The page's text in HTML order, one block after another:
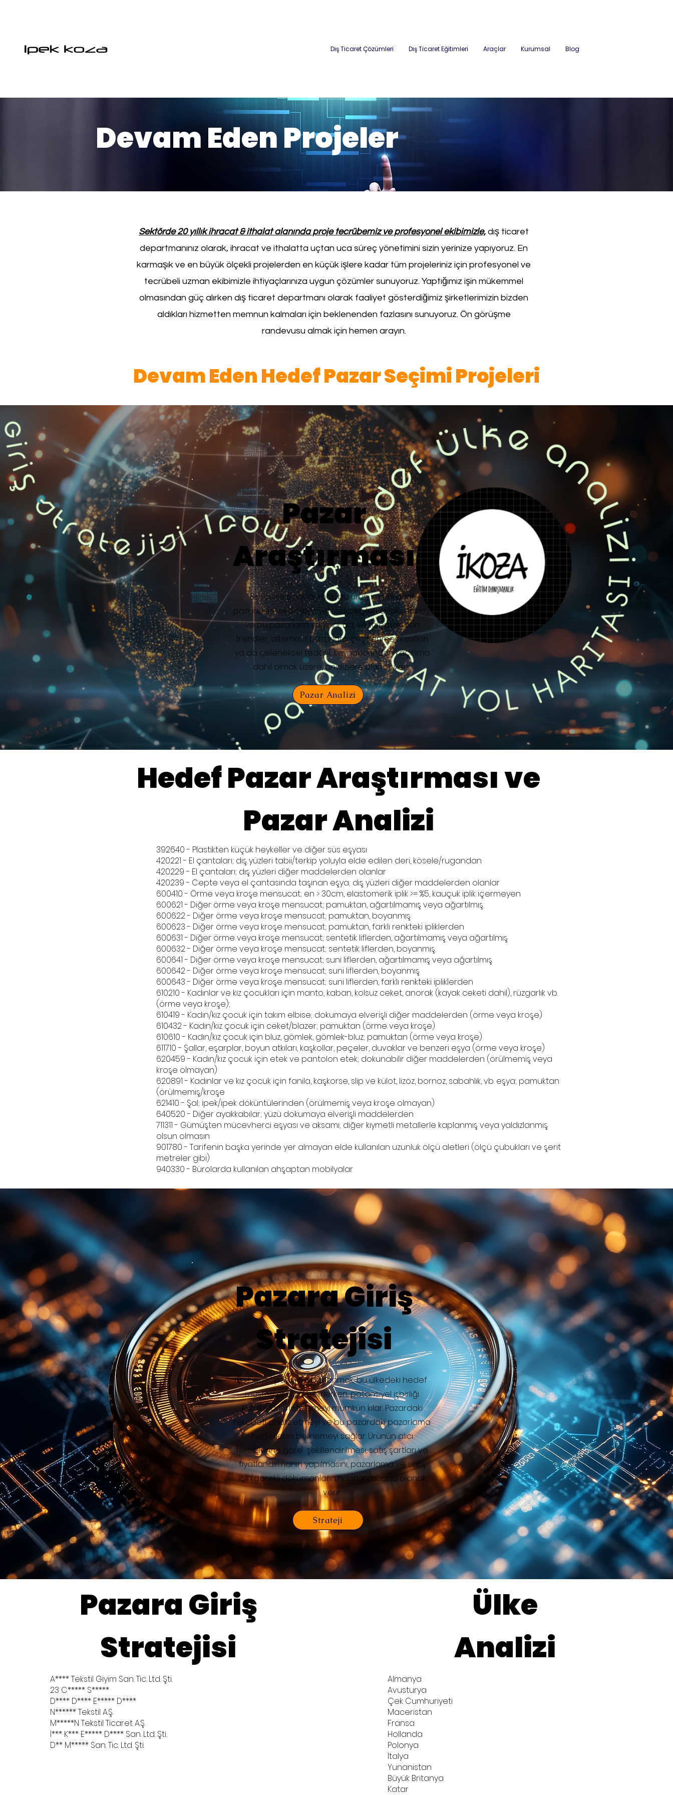
Dış Ticaret Çözümleri Dış Ticaret Eğitimleri Araçlar Kurumsal Blog
Devam Eden Projeler
Sektörde 20 yıllık ihracat & ithalat alanında proje tecrübemiz ve profesyonel ekibimizle, dış ticaret
departmanınız olarak, ihracat ve ithalatta uçtan uca süreç yönetimini sizin yerinize yapıyoruz. En
karmaşık ve en büyük ölçekli projelerden en küçük işlere kadar tüm projeleriniz için profesyonel ve
tecrübeli uzman ekibimizle ihtiyaçlarınıza uygun çözümler sunuyoruz. Yaptığımız işin mükemmel
olmasından güç alırken dış ticaret departmanı olarak faaliyet gösterdiğimiz şirketlerimizin bizden
aldıkları hizmetten memnun kalmaları için beklenenden fazlasını sunuyoruz. Ön görüşme
randevusu almak için hemen arayın.
Devam Eden Hedef Pazar Seçimi Projeleri
Pazar
Araştırması
Bir ürüne odaklanmak, bu ürün için ihracat
pazarlarını ve potansiyel tedarikçileri analiz etmeyi
ve bu pazarların yapısını, arz ve talepteki son
trendler, alternatif pazarlara çeşitlenme fırsatları
ya da geleneksel tedarik kaynaklarından kaçınma
dahil olmak üzere, analizlere olanak verir.
Pazar Analizi
Hedef Pazar Araştırması ve
Pazar Analizi
392640 - Plastikten küçük heykeller ve diğer süs eşyası
420221 - El çantaları; dış yüzleri tabii/terkip yoluyla elde edilen deri, kösele/rugandan
420229 - El çantaları; dış yüzleri diğer maddelerden olanlar
420239 - Cepte veya el çantasında taşınan eşya; dış yüzleri diğer maddelerden olanlar
600410 - Örme veya kroşe mensucat; en > 30cm, elastomerik iplik >= %5, kauçuk iplik içermeyen
600621 - Diğer örme veya kroşe mensucat; pamuktan, ağartılmamış veya ağartılmış
600622 - Diğer örme veya kroşe mensucat; pamuktan, boyanmış
600623 - Diğer örme veya kroşe mensucat; pamuktan, farklı renkteki ipliklerden
600631 - Diğer örme veya kroşe mensucat; sentetik liflerden, ağartılmamış veya ağartılmış
600632 - Diğer örme veya kroşe mensucat; sentetik liflerden, boyanmış
600641 - Diğer örme veya kroşe mensucat; suni liflerden, ağartılmamış veya ağartılmış
600642 - Diğer örme veya kroşe mensucat; suni liflerden, boyanmış
600643 - Diğer örme veya kroşe mensucat; suni liflerden, farklı renkteki ipliklerden
610210 - Kadınlar ve kız çocukları için manto, kaban, kolsuz ceket, anorak (kayak ceketi dahil), rüzgarlık vb.
(örme veya kroşe);
610419 - Kadın/kız çocuk için takım elbise; dokumaya elverişli diğer maddelerden (örme veya kroşe)
610432 - Kadın/kız çocuk için ceket/blazer; pamuktan (örme veya kroşe)
610610 - Kadın/kız çocuk için bluz, gömlek, gömlek-bluz; pamuktan (örme veya kroşe)
611710 - Şallar, eşarplar, boyun atkıları, kaşkollar, peçeler, duvaklar ve benzeri eşya (örme veya kroşe)
620459 - Kadın/kız çocuk için etek ve pantolon etek; dokunabilir diğer maddelerden (örülmemiş veya
kroşe olmayan)
620891 - Kadınlar ve kız çocuk için fanila, kaşkorse, slip ve külot, lizöz, bornoz, sabahlık, vb. eşya; pamuktan
(örülmemiş/kroşe
621410 - Şal; ipek/ipek döküntülerinden (örülmemiş veya kroşe olmayan)
640520 - Diğer ayakkabılar; yüzü dokumaya elverişli maddelerden
711311 - Gümüşten mücevherci eşyası ve aksamı; diğer kıymetli metallerle kaplanmış veya yaldızlanmış
olsun olmasın
901780 - Tarifenin başka yerinde yer almayan elde kullanılan uzunluk ölçü aletleri (ölçü çubukları ve şerit
metreler gibi)
940330 - Bürolarda kullanılan ahşaptan mobilyalar
Pazara Giriş
Stratejisi
Bir hedef pazara odaklanmak, bu ülkedeki hedef
müşteri profilini belirlerken, potansiyel işbirliği
kuruluşlarını listelemeyi mümkün kılar. Pazardaki
rekabeti analiz etmeyi ve bu pazardaki pazarlama
hedeflerini belirlemeyi sağlar. Ürünün alıcı
tercihlerine göre şekillendirilmesi, satış şartları ve
fiyatlandırmanın yapılmasını, pazarlama ve satış
için gerekli dökümanların hazırlanmasına olanak
verir.
Strateji
Pazara Giriş
Stratejisi
A**** Tekstil Giyim San. Tic. Ltd. Şti.
23 C***** S*****
D**** D**** E***** D****
N****** Tekstil A.Ş.
M*****N Tekstil Ticaret A.Ş.
İ*** K*** E***** D**** San. Ltd. Şti.
D** M***** San. Tic. Ltd. Şti.
Ülke
Analizi
Almanya
Avusturya
Çek Cumhuriyeti
Maceristan
Fransa
Hollanda
Polonya
İtalya
Yunanistan
Büyük Britanya
Katar